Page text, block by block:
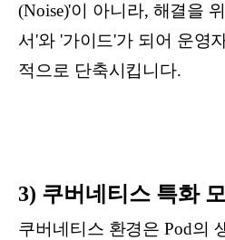
(Noise)'이 아니라, 해결을
서'와 '가이드'가 되어 운영
적으로 단축시킵니다.
3) 쿠버네티스 특화
쿠버네티스 환경은 Pod의